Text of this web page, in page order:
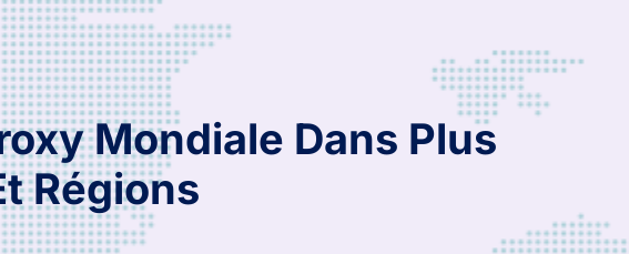
Mondiale Dans Plus
Régions